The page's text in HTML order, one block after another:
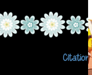
Citation